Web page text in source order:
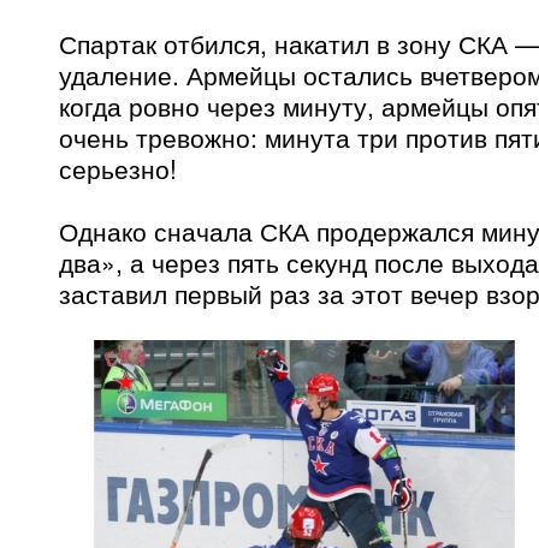
Спартак отбился, накатил в зону СКА
удаление. Армейцы остались
когда ровно через минуту, армейцы
очень тревожно: минута три против
серьезно!
Однако сначала СКА продержался
два», а через пять секунд после
заставил первый раз за этот вечер